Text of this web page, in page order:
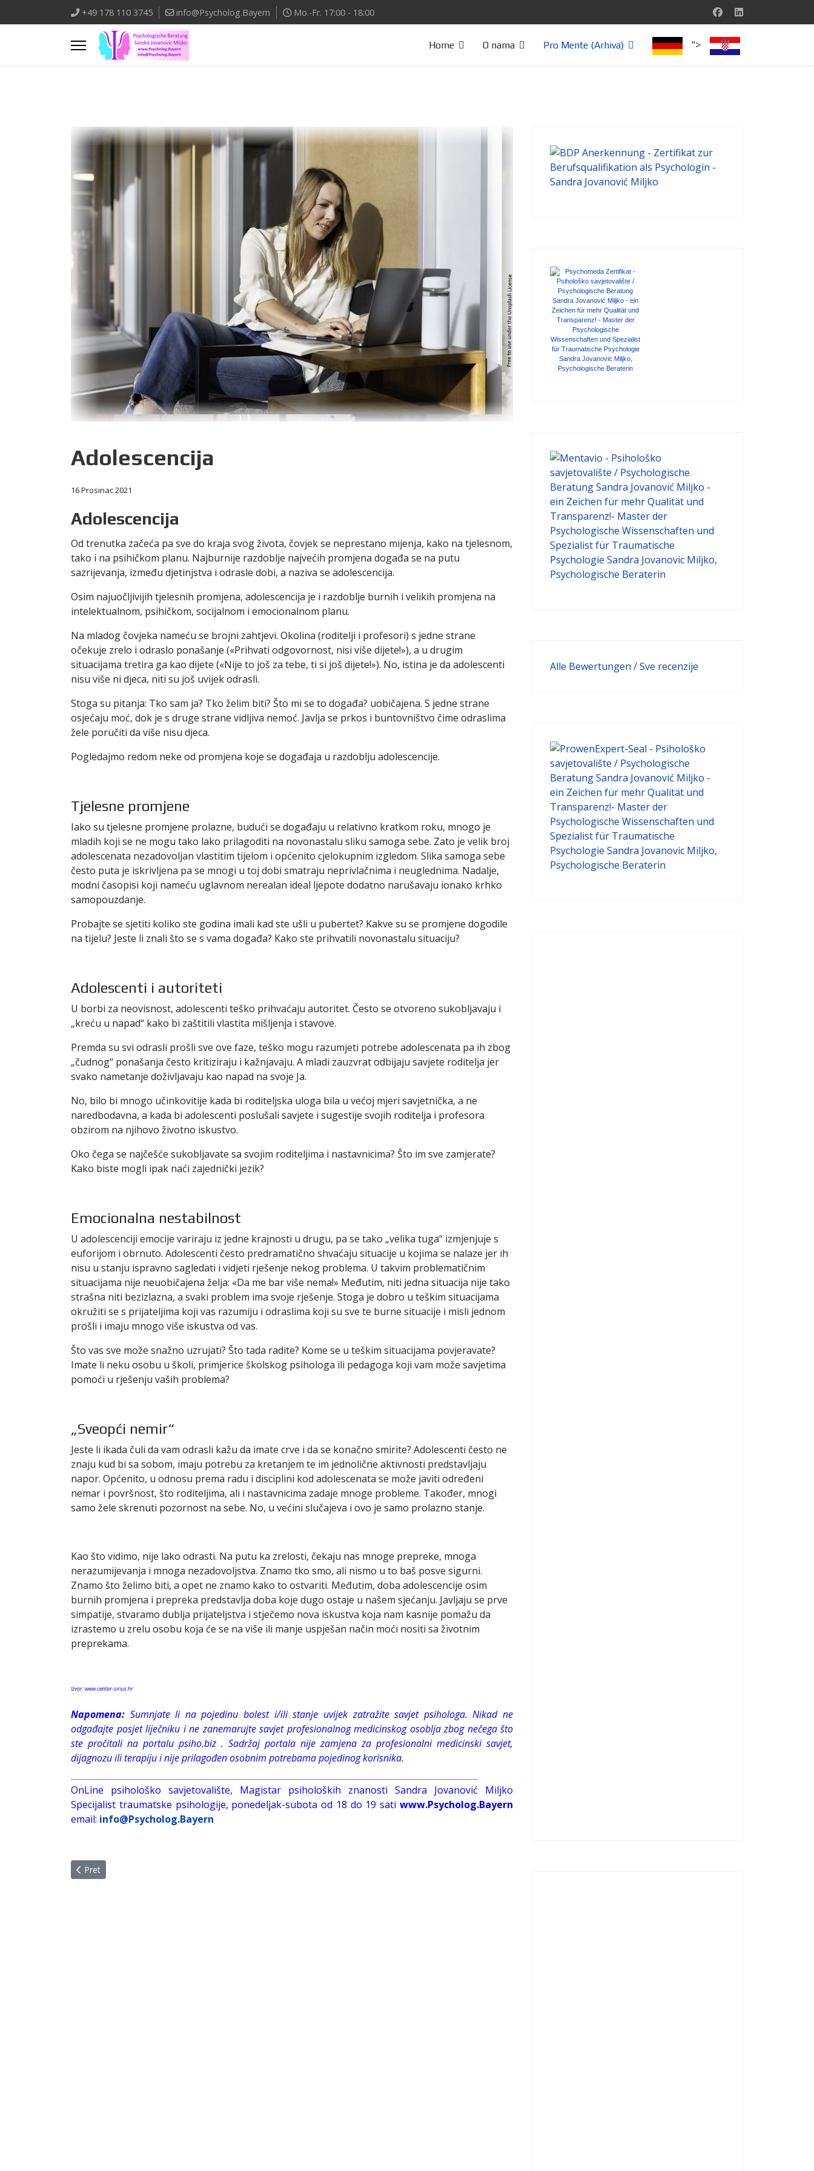
+49 178 110 3745 info@Psycholog.Bayern Mo.-Fr. 17:00 - 18:00
Home O nama Pro Mente (Arhiva) ">
Adolescencija
16 Prosinac 2021
Adolescencija
Od trenutka začeća pa sve do kraja svog života, čovjek se neprestano mijenja, kako na tjelesnom,
tako i na psihičkom planu. Najburnije razdoblje najvećih promjena događa se na putu
sazrijevanja, između djetinjstva i odrasle dobi, a naziva se adolescencija.
Osim najuočljivijih tjelesnih promjena, adolescencija je i razdoblje burnih i velikih promjena na
intelektualnom, psihičkom, socijalnom i emocionalnom planu.
Na mladog čovjeka nameću se brojni zahtjevi. Okolina (roditelji i profesori) s jedne strane
očekuje zrelo i odraslo ponašanje («Prihvati odgovornost, nisi više dijete!»), a u drugim
situacijama tretira ga kao dijete («Nije to još za tebe, ti si još dijete!»). No, istina je da adolescenti
nisu više ni djeca, niti su još uvijek odrasli.
Stoga su pitanja: Tko sam ja? Tko želim biti? Što mi se to događa? uobičajena. S jedne strane
osjećaju moć, dok je s druge strane vidljiva nemoć. Javlja se prkos i buntovništvo čime odraslima
žele poručiti da više nisu djeca.
Pogledajmo redom neke od promjena koje se događaja u razdoblju adolescencije.
Tjelesne promjene
Iako su tjelesne promjene prolazne, budući se događaju u relativno kratkom roku, mnogo je
mladih koji se ne mogu tako lako prilagoditi na novonastalu sliku samoga sebe. Zato je velik broj
adolescenata nezadovoljan vlastitim tijelom i općenito cjelokupnim izgledom. Slika samoga sebe
često puta je iskrivljena pa se mnogi u toj dobi smatraju neprivlačnima i neuglednima. Nadalje,
modni časopisi koji nameću uglavnom nerealan ideal ljepote dodatno narušavaju ionako krhko
samopouzdanje.
Probajte se sjetiti koliko ste godina imali kad ste ušli u pubertet? Kakve su se promjene dogodile
na tijelu? Jeste li znali što se s vama događa? Kako ste prihvatili novonastalu situaciju?
Adolescenti i autoriteti
U borbi za neovisnost, adolescenti teško prihvaćaju autoritet. Često se otvoreno sukobljavaju i
„kreću u napad“ kako bi zaštitili vlastita mišljenja i stavove.
Premda su svi odrasli prošli sve ove faze, teško mogu razumjeti potrebe adolescenata pa ih zbog
„čudnog“ ponašanja često kritiziraju i kažnjavaju. A mladi zauzvrat odbijaju savjete roditelja jer
svako nametanje doživljavaju kao napad na svoje Ja.
No, bilo bi mnogo učinkovitije kada bi roditeljska uloga bila u većoj mjeri savjetnička, a ne
naredbodavna, a kada bi adolescenti poslušali savjete i sugestije svojih roditelja i profesora
obzirom na njihovo životno iskustvo.
Oko čega se najčešće sukobljavate sa svojim roditeljima i nastavnicima? Što im sve zamjerate?
Kako biste mogli ipak naći zajednički jezik?
Emocionalna nestabilnost
U adolescenciji emocije variraju iz jedne krajnosti u drugu, pa se tako „velika tuga“ izmjenjuje s
euforijom i obrnuto. Adolescenti često predramatično shvaćaju situacije u kojima se nalaze jer ih
nisu u stanju ispravno sagledati i vidjeti rješenje nekog problema. U takvim problematičnim
situacijama nije neuobičajena želja: «Da me bar više nema!» Međutim, niti jedna situacija nije tako
strašna niti bezizlazna, a svaki problem ima svoje rješenje. Stoga je dobro u teškim situacijama
okružiti se s prijateljima koji vas razumiju i odraslima koji su sve te burne situacije i misli jednom
prošli i imaju mnogo više iskustva od vas.
Što vas sve može snažno uzrujati? Što tada radite? Kome se u teškim situacijama povjeravate?
Imate li neku osobu u školi, primjerice školskog psihologa ili pedagoga koji vam može savjetima
pomoći u rješenju vaših problema?
„Sveopći nemir“
Jeste li ikada čuli da vam odrasli kažu da imate crve i da se konačno smirite? Adolescenti često ne
znaju kud bi sa sobom, imaju potrebu za kretanjem te im jednolične aktivnosti predstavljaju
napor. Općenito, u odnosu prema radu i disciplini kod adolescenata se može javiti određeni
nemar i površnost, što roditeljima, ali i nastavnicima zadaje mnoge probleme. Također, mnogi
samo žele skrenuti pozornost na sebe. No, u većini slučajeva i ovo je samo prolazno stanje.
Kao što vidimo, nije lako odrasti. Na putu ka zrelosti, čekaju nas mnoge prepreke, mnoga
nerazumijevanja i mnoga nezadovoljstva. Znamo tko smo, ali nismo u to baš posve sigurni.
Znamo što želimo biti, a opet ne znamo kako to ostvariti. Međutim, doba adolescencije osim
burnih promjena i prepreka predstavlja doba koje dugo ostaje u našem sjećanju. Javljaju se prve
simpatije, stvaramo dublja prijateljstva i stječemo nova iskustva koja nam kasnije pomažu da
izrastemo u zrelu osobu koja će se na više ili manje uspješan način moći nositi sa životnim
preprekama.
Izvor: www.centar-sirius.hr
Napomena: Sumnjate li na pojedinu bolest i/ili stanje uvijek zatražite savjet psihologa. Nikad ne
odgađajte posjet liječniku i ne zanemarujte savjet profesionalnog medicinskog osoblja zbog nečega što
ste pročitali na portalu psiho.biz . Sadržaj portala nije zamjena za profesionalni medicinski savjet,
dijagnozu ili terapiju i nije prilagođen osobnim potrebama pojedinog korisnika.
--------------------------------------------------------------------------------------------------------------------------------------------------------------------------------------------------------------------------------
OnLine psihološko savjetovalište, Magistar psiholoških znanosti Sandra Jovanović Miljko
Specijalist traumatske psihologije, ponedeljak-subota od 18 do 19 sati www.Psycholog.Bayern
email: info@Psycholog.Bayern
Prethodni članak: STRES, BOLEST, OPTIMIZAM: ŠTO MOŽEMO (PROBATI) UČINITI SAMI?
Pret
Alle Bewertungen / Sve recenzije